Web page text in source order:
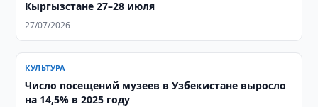
Кыргызстане 27–28 июля
27/07/2026
КУЛЬТУРА
Число посещений музеев в Узбекистане выросло
на 14,5% в 2025 году